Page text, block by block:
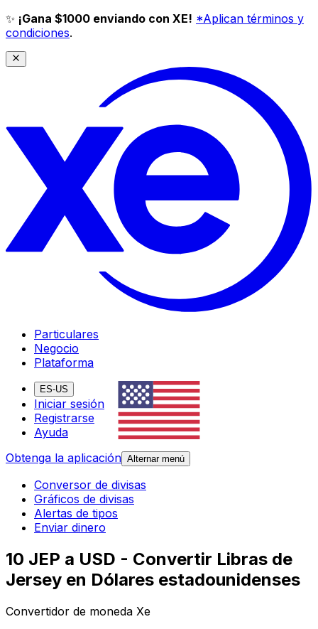
✨ ¡Gana $1000 enviando con XE! *Aplican términos y
condiciones.
Particulares
Negocio
Plataforma
ES-US
Iniciar sesión
Registrarse
Ayuda
Obtenga la aplicación Alternar menú
Conversor de divisas
Gráficos de divisas
Alertas de tipos
Enviar dinero
10 JEP a USD - Convertir Libras de
Jersey en Dólares estadounidenses
Convertidor de moneda Xe